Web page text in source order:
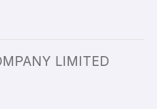
LIMITED